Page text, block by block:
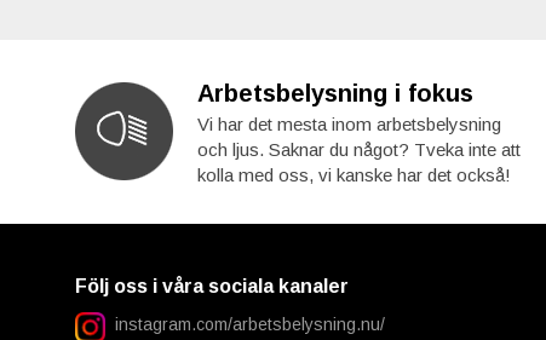
Arbetsbelysning i fokus
Vi har det mesta inom arbetsbelysning
och ljus. Saknar du något? Tveka inte att
kolla med oss, vi kanske har det också!
Följ oss i våra sociala kanaler
instagram.com/arbetsbelysning.nu/